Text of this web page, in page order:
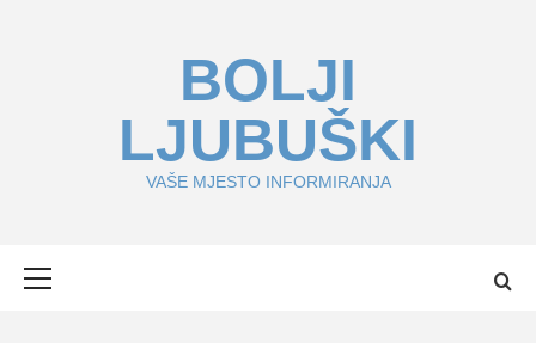
BOLJI
LJUBUŠKI
VAŠE MJESTO INFORMIRANJA